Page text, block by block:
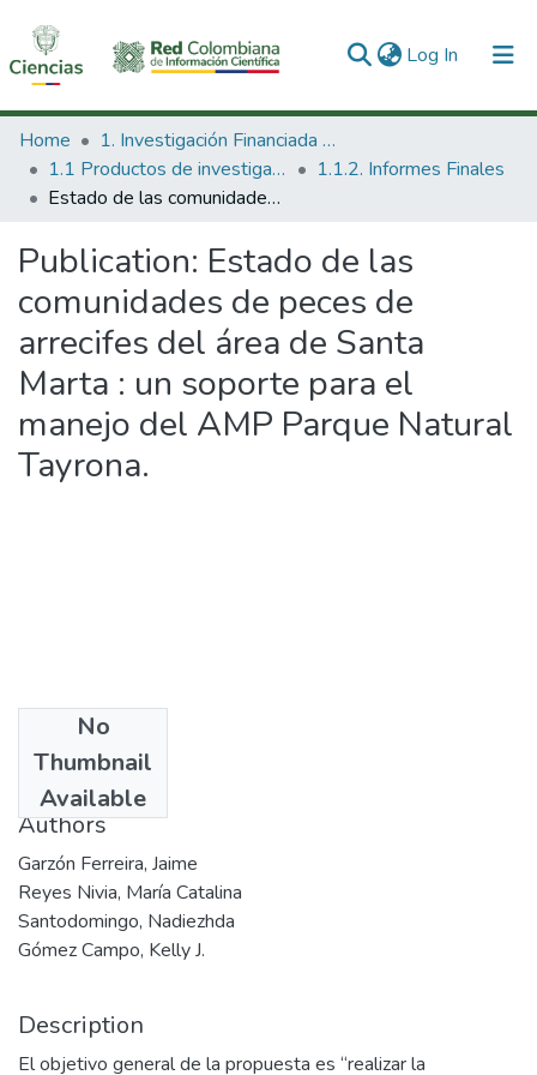
Log In (current)
Communities & Collections
All of DSpace
Home
1. Investigación Financiada con Recursos Públicos
1.1 Productos de investigación
1.1.2. Informes Finales
Estado de las comunidades de peces de arrecifes del área de Santa Marta : un soporte para el manejo del AMP Parque Natural Tayrona.
Publication: Estado de las
comunidades de peces de
arrecifes del área de Santa
Marta : un soporte para el
manejo del AMP Parque Natural
Tayrona.
No
Thumbnail
Available
2007
Authors
Garzón Ferreira, Jaime
Reyes Nivia, María Catalina
Santodomingo, Nadiezhda
Gómez Campo, Kelly J.
Description
El objetivo general de la propuesta es “realizar la